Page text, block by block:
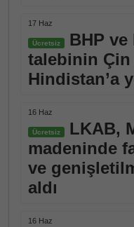
17 Haz
Ücretsiz
BHP
talebinin Çin
Hindistan’a
16 Haz
Ücretsiz
LKAB,
madeninde
ve
aldı
16 Haz